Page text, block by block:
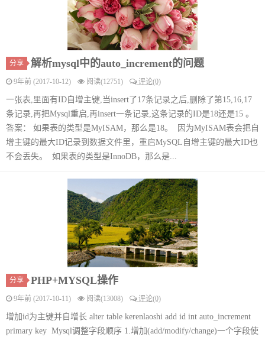
分享 解析mysql中的auto_increment的问题
9年前 (2017-10-12) 阅读(12751) 评论(0)
一张表,里面有ID自增主键,当insert了17条记录之后,删除了第15,16,17
条记录,再把Mysql重启,再insert一条记录,这条记录的ID是18还是15 。
答案： 如果表的类型是MyISAM，那么是18。 因为MyISAM表会把自
增主键的最大ID记录到数据文件里，重启MySQL自增主键的最大ID也
不会丢失。 如果表的类型是InnoDB，那么是...
分享 PHP+MYSQL操作
9年前 (2017-10-11) 阅读(13008) 评论(0)
增加id为主键并自增长 alter table kerenlaoshi add id int auto_increment
primary key Mysql调整字段顺序 1.增加(add/modify/change)一个字段使